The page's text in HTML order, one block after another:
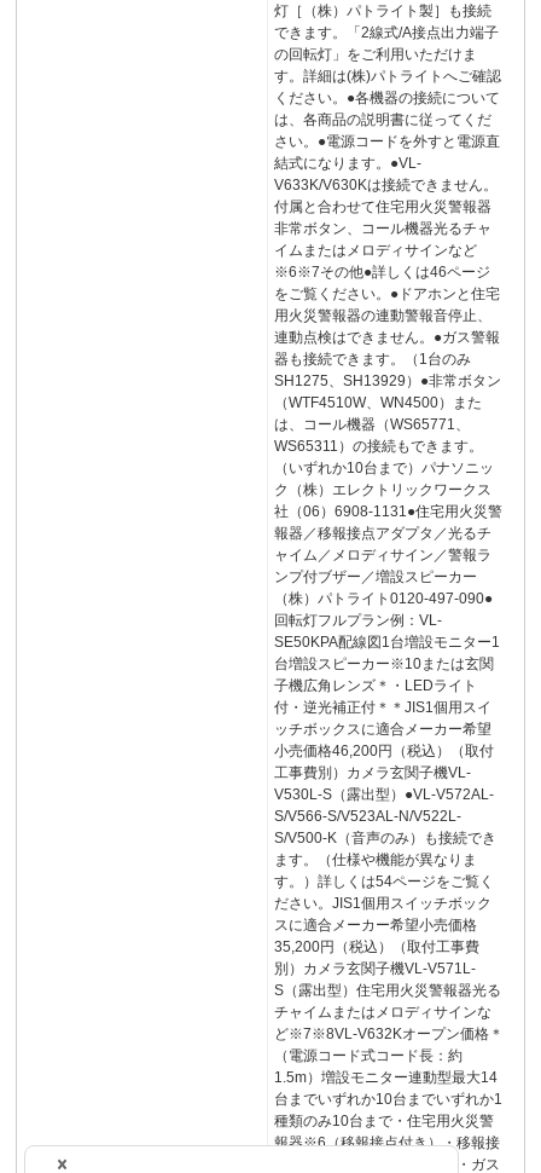
灯［（株）パトライト製］も接続
できます。「2線式/A接点出力端子
の回転灯」をご利用いただけま
す。詳細は(株)パトライトへご確認
ください。●各機器の接続について
は、各商品の説明書に従ってくだ
さい。●電源コードを外すと電源直
結式になります。●VL-
V633K/V630Kは接続できません。
付属と合わせて住宅用火災警報器
非常ボタン、コール機器光るチャ
イムまたはメロディサインなど
※6※7その他●詳しくは46ページ
をご覧ください。●ドアホンと住宅
用火災警報器の連動警報音停止、
連動点検はできません。●ガス警報
器も接続できます。（1台のみ
SH1275、SH13929）●非常ボタン
（WTF4510W、WN4500）また
は、コール機器（WS65771、
WS65311）の接続もできます。
（いずれか10台まで）パナソニッ
ク（株）エレクトリックワークス
社（06）6908-1131●住宅用火災警
報器／移報接点アダプタ／光るチ
ャイム／メロディサイン／警報ラ
ンプ付ブザー／増設スピーカー
（株）パトライト0120-497-090●
回転灯フルプラン例：VL-
SE50KPA配線図1台増設モニター1
台増設スピーカー※10または玄関
子機広角レンズ＊・LEDライト
付・逆光補正付＊＊JIS1個用スイ
ッチボックスに適合メーカー希望
小売価格46,200円（税込）（取付
工事費別）カメラ玄関子機VL-
V530L-S（露出型）●VL-V572AL-
S/V566-S/V523AL-N/V522L-
S/V500-K（音声のみ）も接続でき
ます。（仕様や機能が異なりま
す。）詳しくは54ページをご覧く
ださい。JIS1個用スイッチボック
スに適合メーカー希望小売価格
35,200円（税込）（取付工事費
別）カメラ玄関子機VL-V571L-
S（露出型）住宅用火災警報器光る
チャイムまたはメロディサインな
ど※7※8VL-V632Kオープン価格＊
（電源コード式コード長：約
1.5m）増設モニター連動型最大14
台までいずれか10台までいずれか1
種類のみ10台まで・住宅用火災警
報器※6（移報接点付き）・移報接
点アダプタ※6・コール機器・ガス